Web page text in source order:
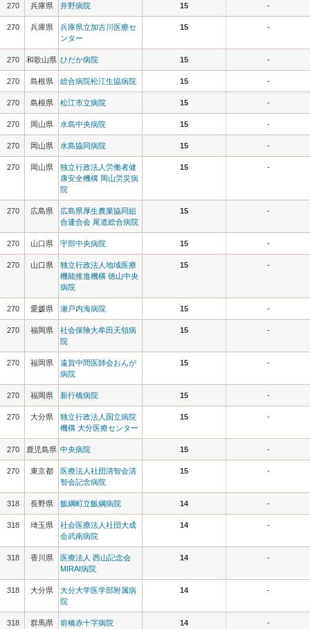
270 兵庫県 井野病院 15 -
270 兵庫県
兵庫県立加古川医療セ
ンター
15 -
270 和歌山県 ひだか病院 15 -
270 島根県 総合病院松江生協病院 15 -
270 島根県 松江市立病院 15 -
270 岡山県 水島中央病院 15 -
270 岡山県 水島協同病院 15 -
270 岡山県
独立行政法人労働者健
康安全機構 岡山労災病
院
15 -
270 広島県
広島県厚生農業協同組
合連合会 尾道総合病院
15 -
270 山口県 宇部中央病院 15 -
270 山口県
独立行政法人地域医療
機能推進機構 徳山中央
病院
15 -
270 愛媛県 瀬戸内海病院 15 -
270 福岡県
社会保険大牟田天領病
院
15 -
270 福岡県
遠賀中間医師会おんが
病院
15 -
270 福岡県 新行橋病院 15 -
270 大分県
独立行政法人国立病院
機構 大分医療センター
15 -
270 鹿児島県 中央病院 15 -
270 東京都
医療法人社団清智会清
智会記念病院
15 -
318 長野県 飯綱町立飯綱病院 14 -
318 埼玉県
社会医療法人社団大成
会武南病院
14 -
318 香川県
医療法人 西山記念会
MIRAI病院
14 -
318 大分県
大分大学医学部附属病
院
14 -
318 群馬県 前橋赤十字病院 14 -